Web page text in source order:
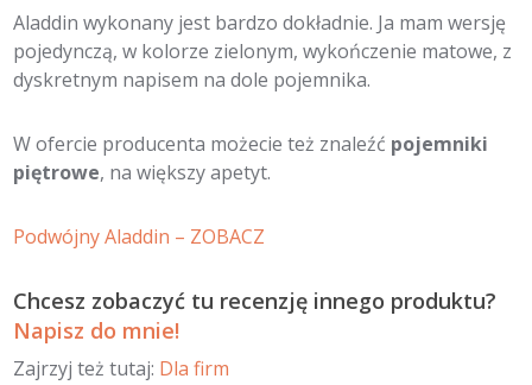
Aladdin wykonany jest bardzo dokładnie. Ja mam wersję
pojedynczą, w kolorze zielonym, wykończenie matowe, z
dyskretnym napisem na dole pojemnika.
W ofercie producenta możecie też znaleźć pojemniki
piętrowe, na większy apetyt.
Podwójny Aladdin – ZOBACZ
Chcesz zobaczyć tu recenzję innego produktu?
Napisz do mnie!
Zajrzyj też tutaj: Dla firm